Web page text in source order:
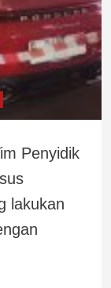
Penyidik
lakukan